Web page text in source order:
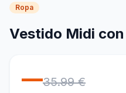
Ropa
Vestido Midi
—35.99 €